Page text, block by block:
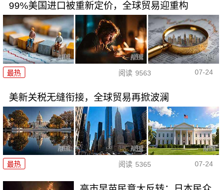
99%美国进口被重新定价，全球贸易迎重构
最热 阅读 9563 07-24
美新关税无缝衔接，全球贸易再掀波澜
最热 阅读 5365 07-24